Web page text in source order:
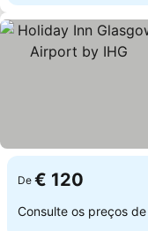
De € 120
Consulte os preços de